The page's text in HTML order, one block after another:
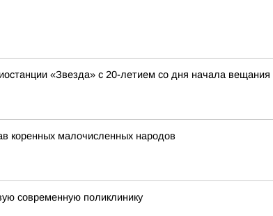
«Звезда» с 20-летием со дня начала вещания
коренных малочисленных народов
современную поликлинику